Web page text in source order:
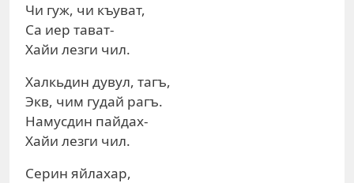
Чи гуж, чи къуват,
Са иер тават-
Хайи лезги чил.
Халкьдин дувул, тагъ,
Экв, чим гудай рагъ.
Намусдин пайдах-
Хайи лезги чил.
Серин яйлахар,